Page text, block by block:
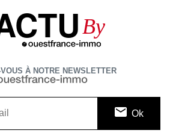
By
À NOTRE NEWSLETTER